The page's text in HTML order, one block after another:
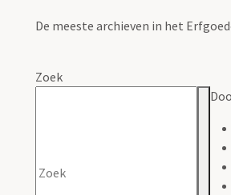
De meeste archieven in het
Zoek